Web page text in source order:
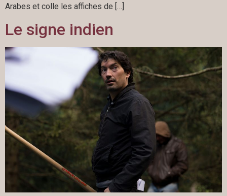
Arabes et colle les affiches de […]
Le signe indien